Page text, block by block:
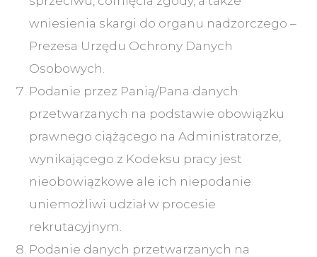
wniesienia skargi do organu nadzorczego –
Prezesa Urzędu Ochrony Danych
Osobowych.
Podanie przez Panią/Pana danych
przetwarzanych na podstawie obowiązku
prawnego ciążącego na Administratorze,
wynikającego z Kodeksu pracy jest
nieobowiązkowe ale ich niepodanie
uniemożliwi udział w procesie
rekrutacyjnym.
Podanie danych przetwarzanych na